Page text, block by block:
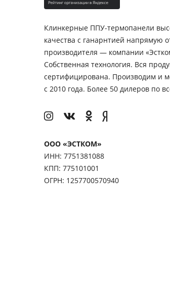
Клинкерные ППУ-термопанели
качества с ганарнтией напрямую
производителя — компании
Собственная технология. Вся
сертифицирована. Производим и
с 2010 года. Более 50 дилеров по
ООО «ЭСТКОМ»
ИНН: 7751381088
КПП: 775101001
ОГРН: 1257700570940